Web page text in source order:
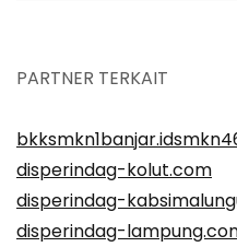
PARTNER TERKAIT
bkksmkn1banjar.id
disperindag-kolut.com
disperindag-
disperindag-